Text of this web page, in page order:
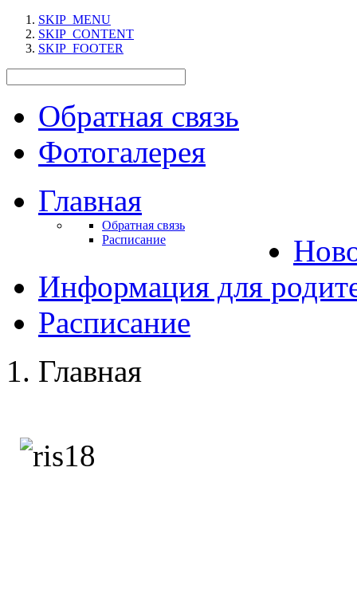
SKIP_MENU
SKIP_CONTENT
SKIP_FOOTER
Обратная связь
Фотогалерея
Главная
Обратная связь
Расписание
Информация для
Расписание
Главная